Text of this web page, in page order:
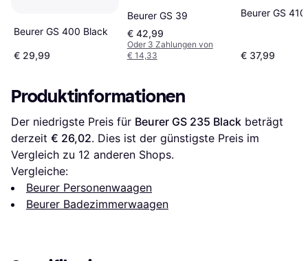
Beurer GS 400 Black
€ 29,99
Beurer GS 39
€ 42,99
Oder 3 Zahlungen von
€ 14,33
Beurer GS
€ 37,99
Produktinformationen
Der niedrigste Preis für Beurer GS 235 Black beträgt
derzeit € 26,02. Dies ist der günstigste Preis im
Vergleich zu 12 anderen Shops.
Vergleiche:
Beurer Personenwaagen
Beurer Badezimmerwaagen